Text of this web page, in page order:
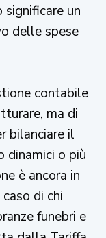
un
delle spese
contabile
ma di
bilanciare il
dinamici o più
è ancora in
di chi
funebri e